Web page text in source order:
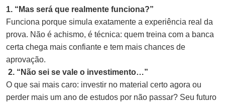
1. “Mas será que realmente funciona?”
Funciona porque simula exatamente a experiência real da
prova. Não é achismo, é técnica: quem treina com a banca
certa chega mais confiante e tem mais chances de
aprovação.
2. “Não sei se vale o investimento…”
O que sai mais caro: investir no material certo agora ou
perder mais um ano de estudos por não passar? Seu futuro